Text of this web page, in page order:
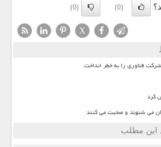
(0)
(0)
X
فناوری را به خطر انداخت
کرد
می شنوند و صحبت می کنند
این مطلب